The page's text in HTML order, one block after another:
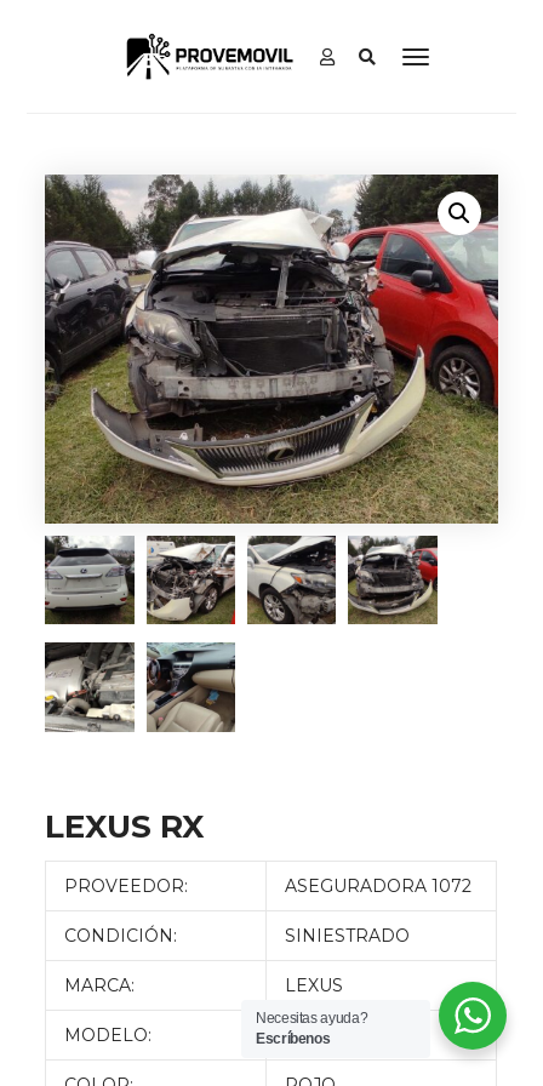
LEXUS RX
PROVEEDOR: ASEGURADORA 1072
CONDICIÓN: SINIESTRADO
MARCA: LEXUS
MODELO: RX 450H
Necesitas ayuda?
Escríbenos